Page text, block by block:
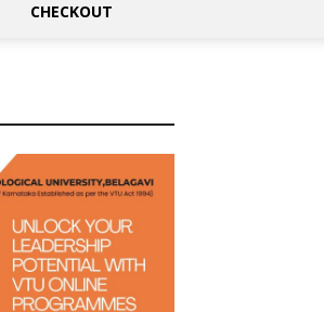
CHECKOUT